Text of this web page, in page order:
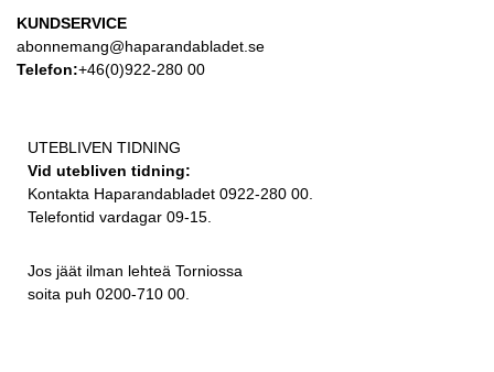
KUNDSERVICE
abonnemang@haparandabladet.se
Telefon:+46(0)922-280 00
UTEBLIVEN TIDNING
Vid utebliven tidning:
Kontakta Haparandabladet 0922-280 00.
Telefontid vardagar 09-15.
Jos jäät ilman lehteä Torniossa
soita puh 0200-710 00.